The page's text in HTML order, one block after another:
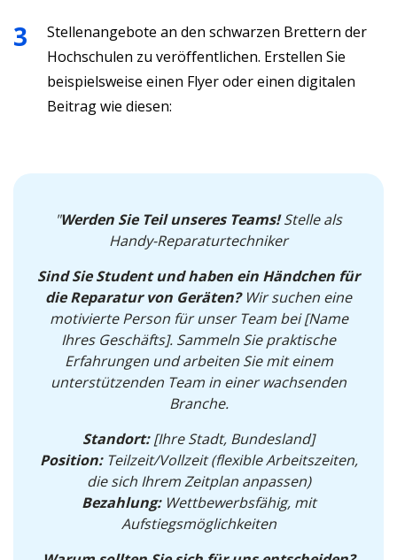
Stellenangebote an den schwarzen Brettern der
Hochschulen zu veröffentlichen. Erstellen Sie
beispielsweise einen Flyer oder einen digitalen
Beitrag wie diesen:
"Werden Sie Teil unseres Teams!Stelle als
Handy-Reparaturtechniker
Sind Sie Student und haben ein Händchen für
die Reparatur von Geräten?Wir suchen eine
motivierte Person für unser Team bei [Name
Ihres Geschäfts]. Sammeln Sie praktische
Erfahrungen und arbeiten Sie mit einem
unterstützenden Team in einer wachsenden
Branche.
Standort:[Ihre Stadt, Bundesland]
Position:Teilzeit/Vollzeit (flexible Arbeitszeiten,
die sich Ihrem Zeitplan anpassen)
Bezahlung:Wettbewerbsfähig, mit
Aufstiegsmöglichkeiten